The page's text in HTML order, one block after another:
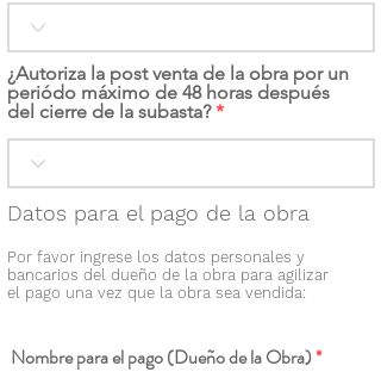
¿Autoriza la post venta de la obra por un
periódo máximo de 48 horas después
del cierre de la subasta?
Datos para el pago de la obra
Por favor ingrese los datos personales y
bancarios del dueño de la obra para agilizar
el pago una vez que la obra sea vendida:
Nombre para el pago (Dueño de la Obra)